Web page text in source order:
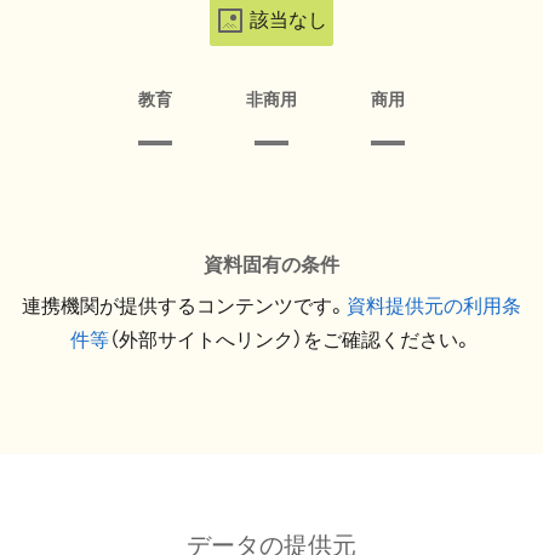
該当なし
教育 非商用 商用
資料固有の条件
連携機関が提供するコンテンツです。 資料提供元の利用条
件等（外部サイトへリンク）をご確認ください。
データの提供元